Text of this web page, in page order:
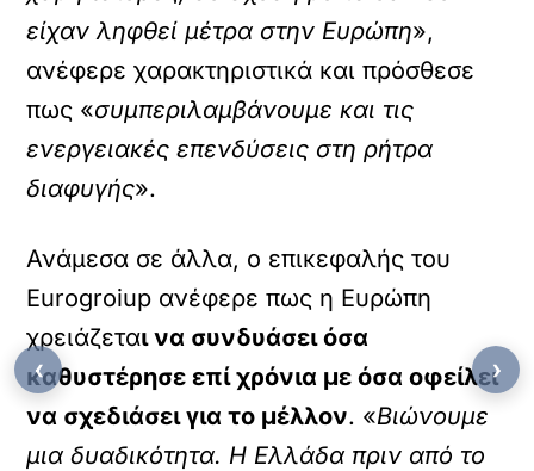
είχαν ληφθεί μέτρα στην Ευρώπη»,
ανέφερε χαρακτηριστικά και πρόσθεσε
πως «συμπεριλαμβάνουμε και τις
ενεργειακές επενδύσεις στη ρήτρα
διαφυγής».
Ανάμεσα σε άλλα, ο επικεφαλής του
Eurogroiup ανέφερε πως η Ευρώπη
χρειάζεται να συνδυάσει όσα
καθυστέρησε επί χρόνια με όσα οφείλει
να σχεδιάσει για το μέλλον. «Βιώνουμε
μια δυαδικότητα. Η Ελλάδα πριν από το
‹ ›